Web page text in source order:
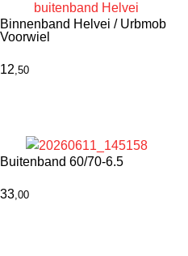
Binnenband Helvei / Urbmob
Voorwiel
12 ,50
Buitenband 60/70-6.5
33 ,00